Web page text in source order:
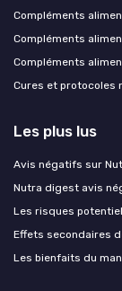
Compléments
Compléments
Compléments
Cures et protocoles
Les plus lus
Avis négatifs sur
Nutra digest avis
Les risques
Effets secondaires
Les bienfaits du